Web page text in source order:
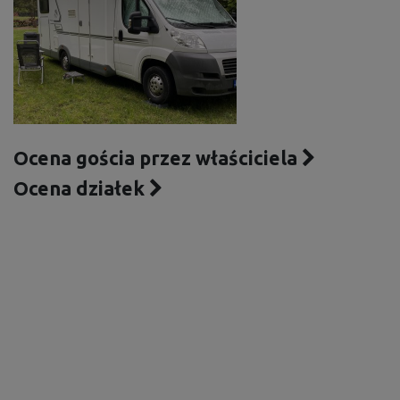
Ocena gościa przez właściciela
Ocena działek